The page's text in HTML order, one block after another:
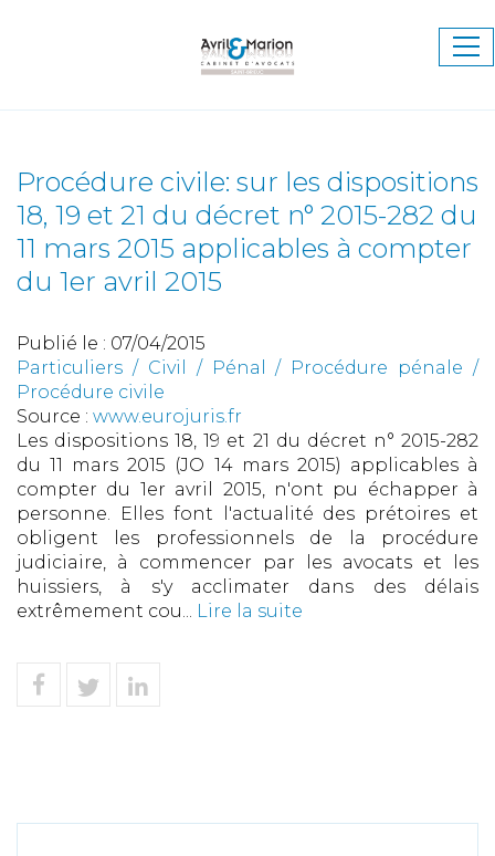
Procédure civile: sur les dispositions
18, 19 et 21 du décret n° 2015-282 du
11 mars 2015 applicables à compter
du 1er avril 2015
Publié le : 07/04/2015
Particuliers / Civil / Pénal / Procédure pénale /
Procédure civile
Source : www.eurojuris.fr
Les dispositions 18, 19 et 21 du décret n° 2015-282
du 11 mars 2015 (JO 14 mars 2015) applicables à
compter du 1er avril 2015, n'ont pu échapper à
personne. Elles font l'actualité des prétoires et
obligent les professionnels de la procédure
judiciaire, à commencer par les avocats et les
huissiers, à s'y acclimater dans des délais
extrêmement cou... Lire la suite